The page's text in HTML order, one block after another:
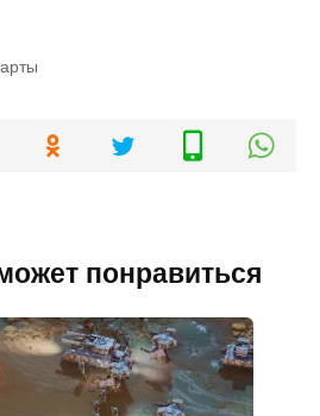
понравиться